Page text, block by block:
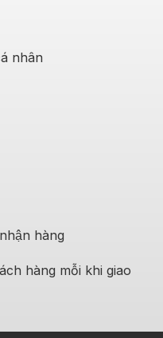
nhân
hàng
hàng mỗi khi giao